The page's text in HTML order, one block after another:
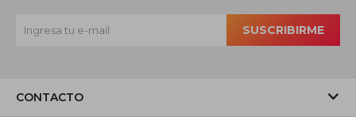
CONTACTO
SUSCRIBIRME